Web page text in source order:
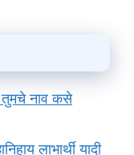
तुमचे नाव कसे
लाभार्थी यादी